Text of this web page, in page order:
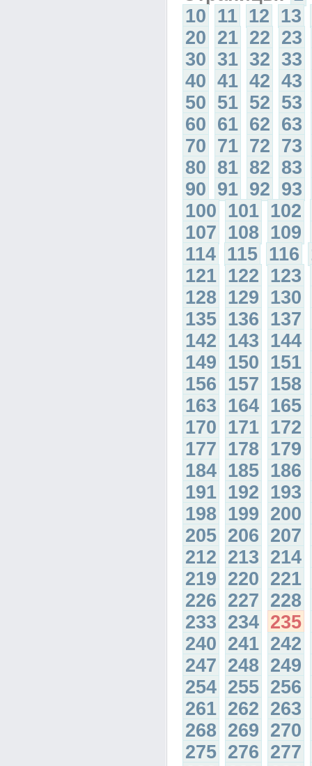
10 11 12 13
20 21 22 23
30 31 32 33
40 41 42 43
50 51 52 53
60 61 62 63
70 71 72 73
80 81 82 83
90 91 92 93
100 101 102
107 108 109
114 115 116
121 122 123
128 129 130
135 136 137
142 143 144
149 150 151
156 157 158
163 164 165
170 171 172
177 178 179
184 185 186
191 192 193
198 199 200
205 206 207
212 213 214
219 220 221
226 227 228
233 234 235
240 241 242
247 248 249
254 255 256
261 262 263
268 269 270
275 276 277